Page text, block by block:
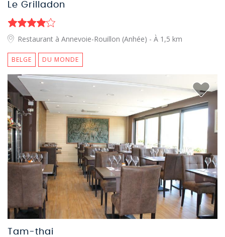
Le Grilladon
Restaurant à Annevoie-Rouillon (Anhée) - À 1,5 km
BELGE DU MONDE
Tam-thai